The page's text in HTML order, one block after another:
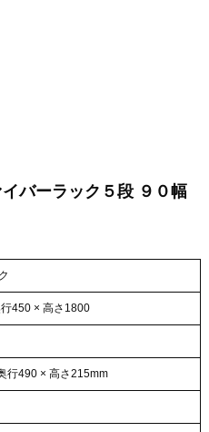
バーラック５段 ９０幅
450 × 高さ1800
行490 × 高さ215mm